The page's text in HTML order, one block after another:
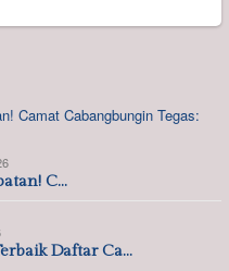
C…
Daftar Ca…